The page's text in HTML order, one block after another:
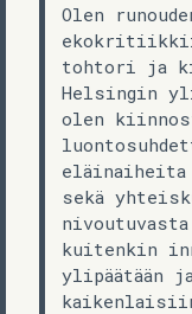
Olen
tohtori ja
Helsingin
olen
eläinaiheita
sekä
kuitenkin
ylipäätään